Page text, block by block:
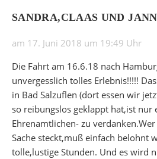
SANDRA,CLAAS UND
am 17. Juni 2018 um 19:49 Uhr
Die Fahrt am 16.6.18 nach
unvergesslich tolles Erlebnis!!!!!
in Bad Salzuflen (dort essen wir
so reibungslos geklappt hat,ist nur
Ehrenamtlichen- zu
Sache steckt,muß einfach belohnt
tolle,lustige Stunden. Und es wird